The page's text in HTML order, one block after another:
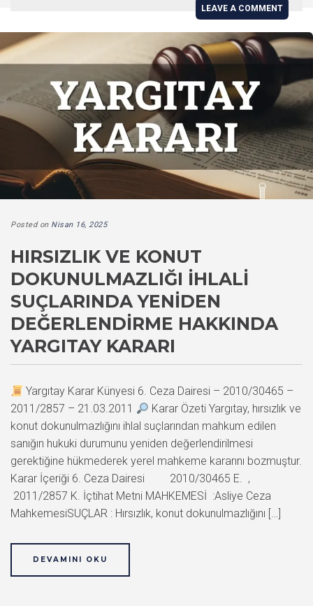
LEAVE A COMMENT
Posted on Nisan 16, 2025
HIRSIZLIK VE KONUT
DOKUNULMAZLIĞI İHLALI
SUÇLARINDA YENIDEN
DEĞERLENDIRME HAKKINDA
YARGITAY KARARI
Yargıtay Karar Künyesi 6. Ceza Dairesi – 2010/30465 –
2011/2857 – 21.03.2011
Karar Özeti Yargıtay, hırsızlık ve
konut dokunulmazlığını ihlal suçlarından mahkum edilen
sanığın hukuki durumunu yeniden değerlendirilmesi
gerektiğine hükmederek yerel mahkeme kararını bozmuştur.
Karar İçeriği 6. Ceza Dairesi 2010/30465 E. ,
2011/2857 K. İçtihat Metni MAHKEMESİ :Asliye Ceza
MahkemesiSUÇLAR : Hırsızlık, konut dokunulmazlığını […]
DEVAMINI OKU